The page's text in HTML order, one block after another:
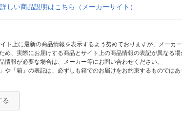
詳しい商品説明はこちら（メーカーサイト）
ト上に最新の商品情報を表示するよう努めておりますが、メー
め、実際にお届けする商品とサイト上の商品情報の表記が異なる
情報が必要な場合は、メーカー等にお問い合わせください。
や「箱」の表記は、必ずしも箱でのお届けをお約束するものでは
る